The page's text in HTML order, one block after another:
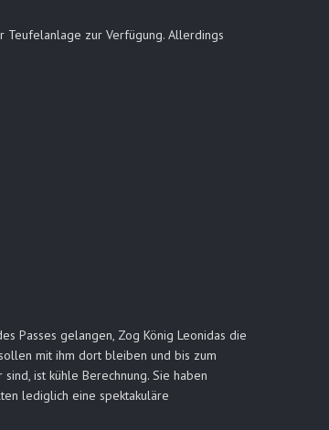
Teufelanlage zur Verfügung. Allerdings
Passes gelangen, Zog König Leonidas die
mit ihm dort bleiben und bis zum
ist kühle Berechnung. Sie haben
lediglich eine spektakuläre